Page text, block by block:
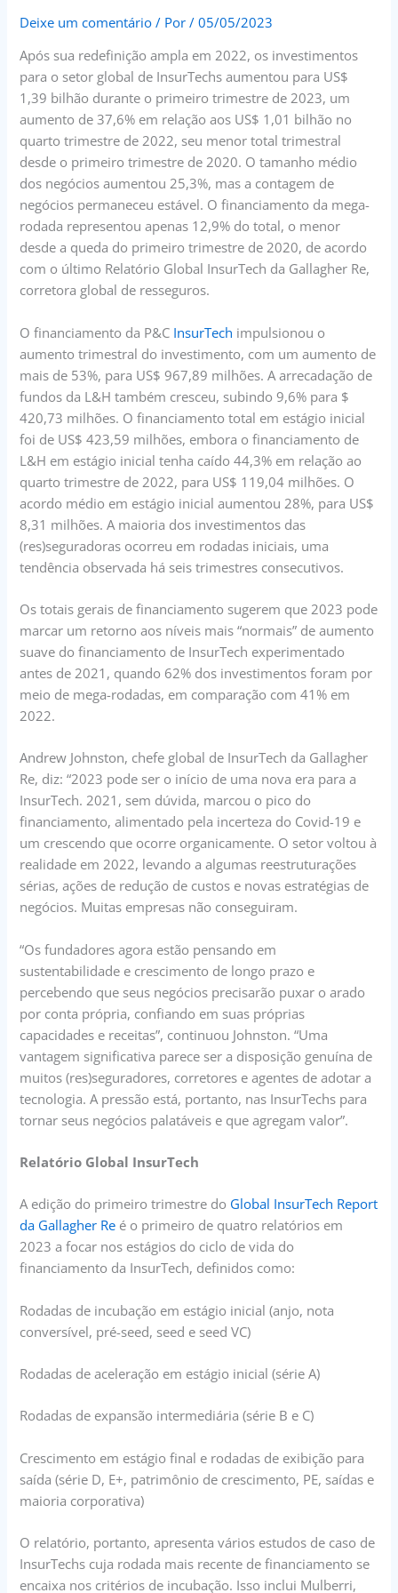
Deixe um comentário / Por/05/05/2023
Após sua redefinição ampla em 2022, os investimentos
para o setor global de InsurTechs aumentou para US$
1,39 bilhão durante o primeiro trimestre de 2023, um
aumento de 37,6% em relação aos US$ 1,01 bilhão no
quarto trimestre de 2022, seu menor total trimestral
desde o primeiro trimestre de 2020. O tamanho médio
dos negócios aumentou 25,3%, mas a contagem de
negócios permaneceu estável. O financiamento da mega-
rodada representou apenas 12,9% do total, o menor
desde a queda do primeiro trimestre de 2020, de acordo
com o último Relatório Global InsurTech da Gallagher Re,
corretora global de resseguros.
O financiamento da P&C InsurTech impulsionou o
aumento trimestral do investimento, com um aumento de
mais de 53%, para US$ 967,89 milhões. A arrecadação de
fundos da L&H também cresceu, subindo 9,6% para $
420,73 milhões. O financiamento total em estágio inicial
foi de US$ 423,59 milhões, embora o financiamento de
L&H em estágio inicial tenha caído 44,3% em relação ao
quarto trimestre de 2022, para US$ 119,04 milhões. O
acordo médio em estágio inicial aumentou 28%, para US$
8,31 milhões. A maioria dos investimentos das
(res)seguradoras ocorreu em rodadas iniciais, uma
tendência observada há seis trimestres consecutivos.
Os totais gerais de financiamento sugerem que 2023 pode
marcar um retorno aos níveis mais “normais” de aumento
suave do financiamento de InsurTech experimentado
antes de 2021, quando 62% dos investimentos foram por
meio de mega-rodadas, em comparação com 41% em
2022.
Andrew Johnston, chefe global de InsurTech da Gallagher
Re, diz: “2023 pode ser o início de uma nova era para a
InsurTech. 2021, sem dúvida, marcou o pico do
financiamento, alimentado pela incerteza do Covid-19 e
um crescendo que ocorre organicamente. O setor voltou à
realidade em 2022, levando a algumas reestruturações
sérias, ações de redução de custos e novas estratégias de
negócios. Muitas empresas não conseguiram.
“Os fundadores agora estão pensando em
sustentabilidade e crescimento de longo prazo e
percebendo que seus negócios precisarão puxar o arado
por conta própria, confiando em suas próprias
capacidades e receitas”, continuou Johnston. “Uma
vantagem significativa parece ser a disposição genuína de
muitos (res)seguradores, corretores e agentes de adotar a
tecnologia. A pressão está, portanto, nas InsurTechs para
tornar seus negócios palatáveis e que agregam valor”.
Relatório Global InsurTech
A edição do primeiro trimestre do Global InsurTech Report
da Gallagher Re é o primeiro de quatro relatórios em
2023 a focar nos estágios do ciclo de vida do
financiamento da InsurTech, definidos como:
Rodadas de incubação em estágio inicial (anjo, nota
conversível, pré-seed, seed e seed VC)
Rodadas de aceleração em estágio inicial (série A)
Rodadas de expansão intermediária (série B e C)
Crescimento em estágio final e rodadas de exibição para
saída (série D, E+, patrimônio de crescimento, PE, saídas e
maioria corporativa)
O relatório, portanto, apresenta vários estudos de caso de
InsurTechs cuja rodada mais recente de financiamento se
encaixa nos critérios de incubação. Isso inclui Mulberri,